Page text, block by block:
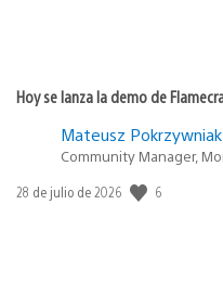
Hoy se lanza la demo de
Mateusz Pokrzywniak
Community Manager,
Fecha
28 de julio de 2026 6